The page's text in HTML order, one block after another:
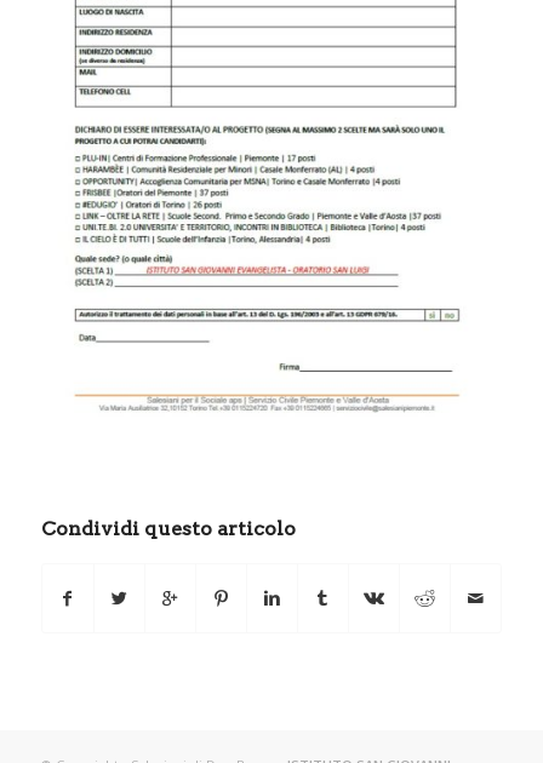
Condividi questo articolo